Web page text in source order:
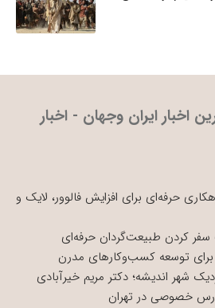
اخبار ایران وجهان - اخبار
حرفه‌ای برای افزایش فالوور، لایک و
سفر کردن طبیعت‌گردان حرفه‌ای
برای توسعه کسب‌وکارهای مدرن
شهر اندیشه؛ دکتر مریم خیرآبادی
خصوصی در تهران